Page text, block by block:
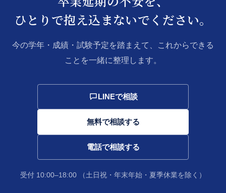
ひとりで抱え込まないでください。
今の学年・成績・試験予定を踏まえて、これからできる
ことを一緒に整理します。
LINEで相談
無料で相談する
電話で相談する
受付 10:00–18:00 （土日祝・年末年始・夏季休業を除く）